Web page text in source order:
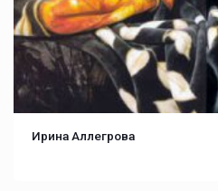
Ирина Аллегрова